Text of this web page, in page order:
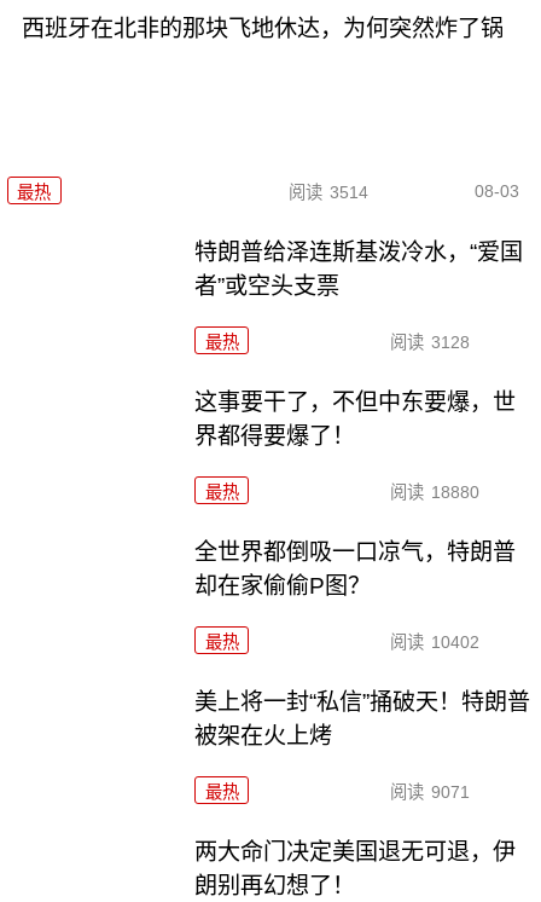
西班牙在北非的那块飞地休达，为何突然炸了锅
最热 阅读 3514 08-03
特朗普给泽连斯基泼冷水，“爱国
者”或空头支票
最热 阅读 3128
这事要干了，不但中东要爆，世
界都得要爆了！
最热 阅读 18880
全世界都倒吸一口凉气，特朗普
却在家偷偷P图？
最热 阅读 10402
美上将一封“私信”捅破天！特朗普
被架在火上烤
最热 阅读 9071
两大命门决定美国退无可退，伊
朗别再幻想了！